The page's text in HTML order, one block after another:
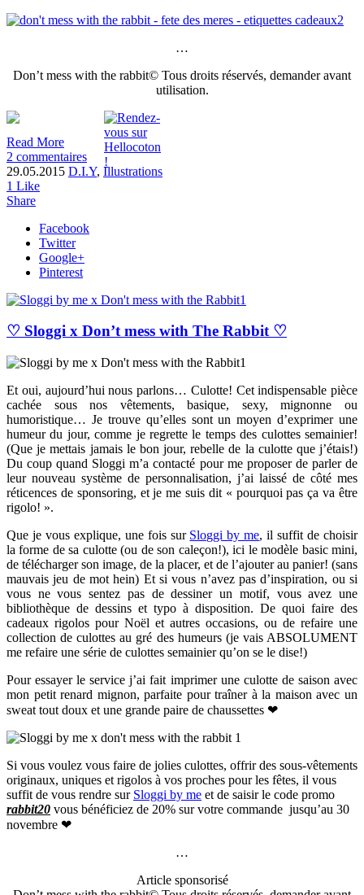
…
Don’t mess with the rabbit© Tous droits réservés, demander avant
utilisation.
Read More
2 commentaires
29.05.2015 D.I.Y, Illustrations
1 Like
Share
Facebook
Twitter
Google+
Pinterest
♡ Sloggi x Don’t mess with The Rabbit ♡
Et oui, aujourd’hui nous parlons… Culotte! Cet indispensable pièce
cachée sous nos vêtements, basique, sexy, mignonne ou
humoristique… Je trouve qu’elles sont un moyen d’exprimer une
humeur du jour, comme je regrette le temps des culottes semainier!
(Que je mettais jamais le bon jour, rebelle de la culotte que j’étais!)
Du coup quand Sloggi m’a contacté pour me proposer de parler de
leur nouveau système de personnalisation, j’ai laissé de côté mes
réticences de sponsoring, et je me suis dit « pourquoi pas ça va être
rigolo! ».
Que je vous explique, une fois sur Sloggi by me, il suffit de choisir
la forme de sa culotte (ou de son caleçon!), ici le modèle basic mini,
de télécharger son image, de la placer, et de l’ajouter au panier! (sans
mauvais jeu de mot hein) Et si vous n’avez pas d’inspiration, ou si
vous ne vous sentez pas de dessiner un motif, vous avez une
bibliothèque de dessins et typo à disposition. De quoi faire des
cadeaux rigolos pour Noël et autres occasions, ou de refaire une
collection de culottes au gré des humeurs (je vais ABSOLUMENT
me refaire une série de culottes semainier qu’on se le dise!)
Pour essayer le service j’ai fait imprimer une culotte de saison avec
mon petit renard mignon, parfaite pour traîner à la maison avec un
sweat tout doux et une grande paire de chaussettes ❤
Si vous voulez vous faire de jolies culottes, offrir des sous-vêtements
originaux, uniques et rigolos à vos proches pour les fêtes, il vous
suffit de vous rendre sur Sloggi by me et de saisir le code promo
rabbit20 vous bénéficiez de 20% sur votre commande jusqu’au 30
novembre ❤
…
Article sponsorisé